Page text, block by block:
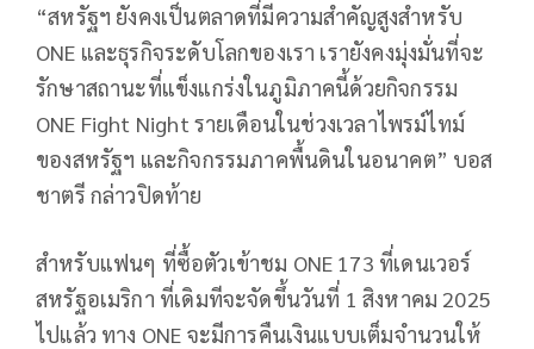
“สหรัฐฯ ยังคงเป็นตลาดที่มีความสำคัญสูงสำหรับ
ONE และธุรกิจระดับโลกของเรา เรายังคงมุ่งมั่นที่จะ
รักษาสถานะที่แข็งแกร่งในภูมิภาคนี้ด้วยกิจกรรม
ONE Fight Night รายเดือนในช่วงเวลาไพรม์ไทม์
ของสหรัฐฯ และกิจกรรมภาคพื้นดินในอนาคต” บอส
ชาตรี กล่าวปิดท้าย
สำหรับแฟนๆ ที่ซื้อตัวเข้าชม ONE 173 ที่เดนเวอร์
สหรัฐอเมริกา ที่เดิมทีจะจัดขึ้นวันที่ 1 สิงหาคม 2025
ไปแล้ว ทาง ONE จะมีการคืนเงินแบบเต็มจำนวนให้